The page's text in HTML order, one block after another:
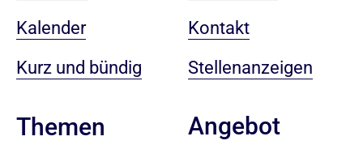
Kalender
Kurz und bündig
Themen
Kontakt
Stellenanzeigen
Angebot